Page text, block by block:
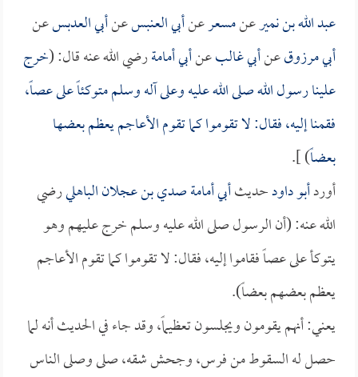
عبد الله بن نميرعنمسعرعنأبي العنبسعنأبي العدبسعن
أبي مرزوقعنأبي غالبعنأبي أمامةرضي الله عنه قال: (خرج
علينا رسول الله صلى الله عليه وعلى آله وسلم متوكئاً على عصاً،
فقمنا إليه، فقال: لا تقوموا كما تقوم الأعاجم يعظم بعضها
بعضاً) ].
أوردأبو داودحديثأبي أمامة صدي بن عجلان الباهليرضي
الله عنه: (أن الرسول صلى الله عليه وسلم خرج عليهم وهو
يتوكأ على عصاً فقاموا إليه، فقال: لا تقوموا كما تقوم الأعاجم
يعظم بعضهم بعضاً).
يعني: أنهم يقومون ويجلسون تعظيماً، وقد جاء في الحديث أنه لما
حصل له السقوط من فرس، وجحش شقه، صلى وصلى الناس